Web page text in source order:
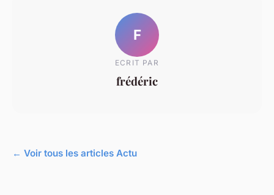
F
ECRIT PAR
frédéric
← Voir tous les articles Actu